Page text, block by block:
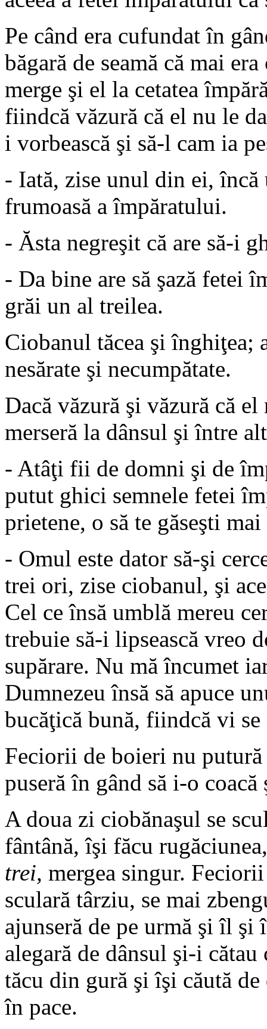
Pe când era cufundat în
băgară de seamă că mai
merge şi el la cetatea
fiindcă văzură că el nu le
i vorbească şi să-l cam ia
- Iată, zise unul din ei,
frumoasă a împăratului.
- Ăsta negreşit că are să-i
- Da bine are să şază fetei
grăi un al treilea.
Ciobanul tăcea şi înghiţea;
nesărate şi necumpătate.
Dacă văzură şi văzură că
merseră la dânsul şi între
- Atâţi fii de domni şi de
putut ghici semnele fetei
prietene, o să te găseşti
- Omul este dator să-şi
trei ori, zise ciobanul, şi
Cel ce însă umblă mereu
trebuie să-i lipsească vreo
supărare. Nu mă încumet
Dumnezeu însă să apuce
bucăţică bună, fiindcă vi
Feciorii de boieri nu
puseră în gând să i-o coacă
A doua zi ciobănaşul se
fântână, îşi făcu
trei, mergea singur.
sculară târziu, se mai
ajunseră de pe urmă şi îl şi
alegară de dânsul şi-i
tăcu din gură şi îşi căută
în pace.